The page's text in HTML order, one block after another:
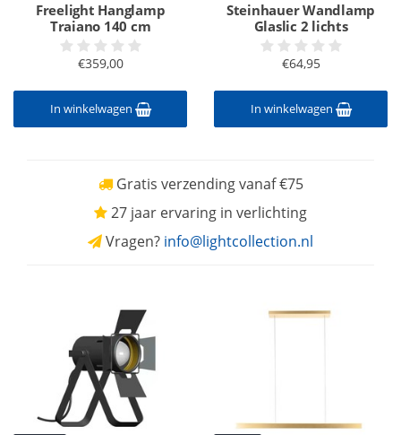
Freelight Hanglamp
Traiano 140 cm
€359,00
In winkelwagen
Steinhauer Wandlamp
Glaslic 2 lichts
€64,95
In winkelwagen
Gratis verzending vanaf €75
27 jaar ervaring in verlichting
Vragen? info@lightcollection.nl